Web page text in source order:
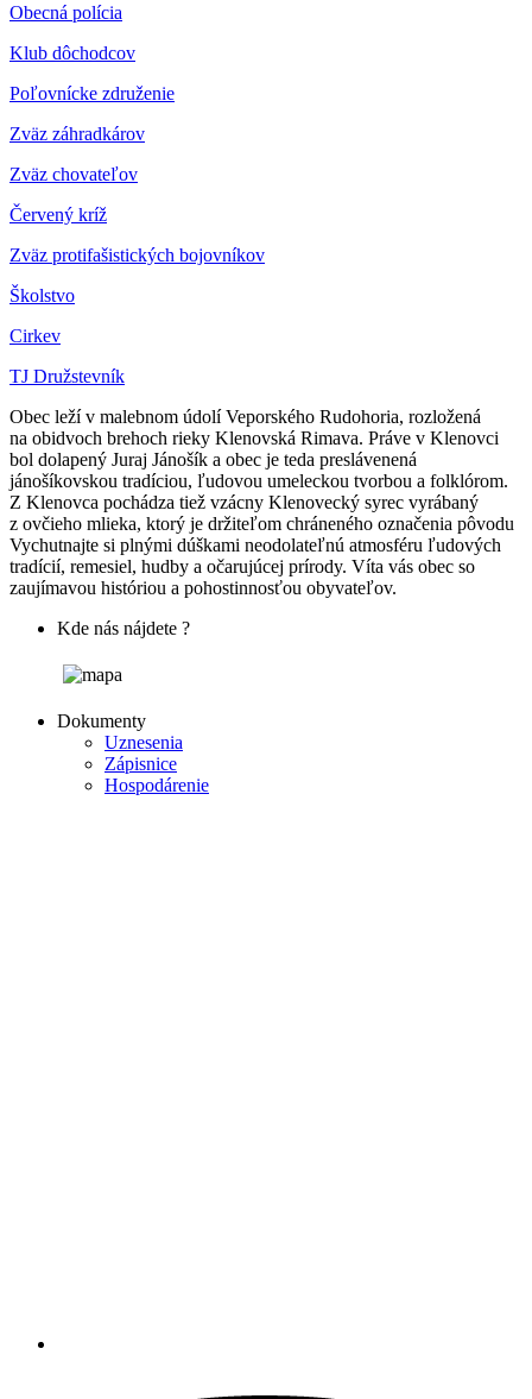
Obecná polícia
Klub dôchodcov
Poľovnícke združenie
Zväz záhradkárov
Zväz chovateľov
Červený kríž
Zväz protifašistických bojovníkov
Školstvo
Cirkev
TJ Družstevník
Obec leží v malebnom údolí Veporského Rudohoria, rozložená
na obidvoch brehoch rieky Klenovská Rimava. Práve v Klenovci
bol dolapený Juraj Jánošík a obec je teda preslávenená
jánošíkovskou tradíciou, ľudovou umeleckou tvorbou a folklórom.
Z Klenovca pochádza tiež vzácny Klenovecký syrec vyrábaný
z ovčieho mlieka, ktorý je držiteľom chráneného označenia pôvodu
Vychutnajte si plnými dúškami neodolateľnú atmosféru ľudových
tradícií, remesiel, hudby a očarujúcej prírody. Víta vás obec so
zaujímavou históriou a pohostinnosťou obyvateľov.
Kde nás nájdete ?
Dokumenty
Uznesenia
Zápisnice
Hospodárenie